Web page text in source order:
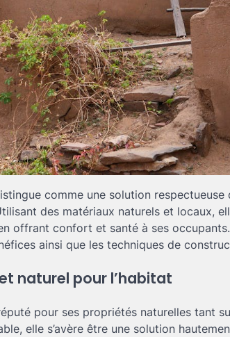
comme une solution
des matériaux naturels et locaux,
offrant confort et santé à ses
ainsi que les techniques de
naturel pour l’habitat
pour ses propriétés naturelles tant
elle s’avère être une solution